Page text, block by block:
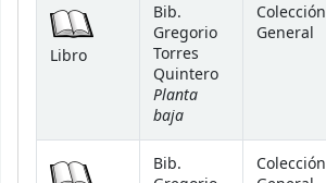
Libro
Bib.
Gregorio
Torres
Quintero
Planta
baja
Colección
General
Bib.
Colección